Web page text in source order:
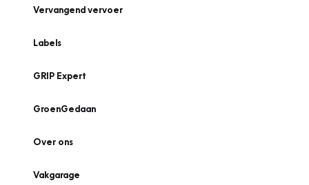
Vervangend vervoer
Labels
GRIP Expert
GroenGedaan
Over ons
Vakgarage